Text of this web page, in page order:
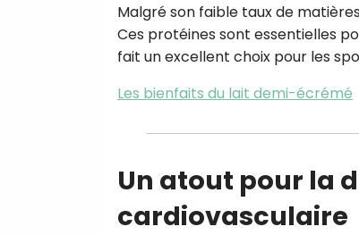
Malgré son faible taux de
Ces protéines sont essentielles
fait un excellent choix pour les
Les bienfaits du lait demi-écrémé
Un atout pour la
cardiovasculaire